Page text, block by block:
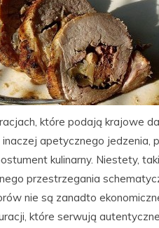
które podają krajowe
inaczej apetycznego
kulinarny. Niestety,
przestrzegania
nie są zanadto
które serwują